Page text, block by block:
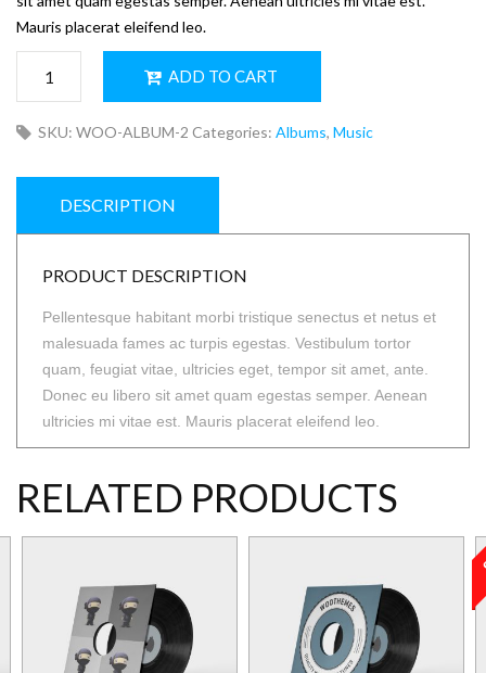
Mauris placerat eleifend leo.
Album
quantity
ADD TO CART
SKU: WOO-ALBUM-2 Categories: Albums, Music
DESCRIPTION
PRODUCT DESCRIPTION
Pellentesque habitant morbi tristique senectus et netus et
malesuada fames ac turpis egestas. Vestibulum tortor
quam, feugiat vitae, ultricies eget, tempor sit amet, ante.
Donec eu libero sit amet quam egestas semper. Aenean
ultricies mi vitae est. Mauris placerat eleifend leo.
RELATED PRODUCTS